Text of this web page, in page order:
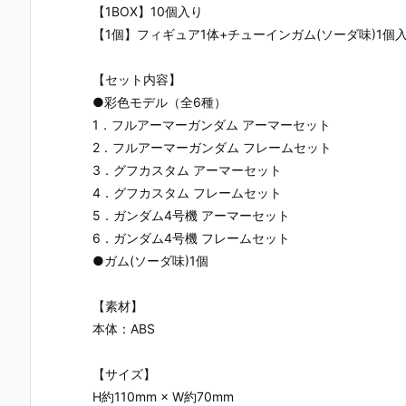
【1BOX】10個入り
【1個】フィギュア1体+チューインガム(ソーダ味)1個
【セット内容】
●彩色モデル（全6種）
1．フルアーマーガンダム アーマーセット
2．フルアーマーガンダム フレームセット
3．グフカスタム アーマーセット
4．グフカスタム フレームセット
5．ガンダム4号機 アーマーセット
6．ガンダム4号機 フレームセット
●ガム(ソーダ味)1個
【素材】
本体：ABS
【サイズ】
H約110mm × W約70mm